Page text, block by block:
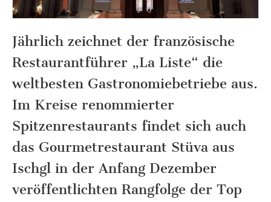
Jährlich zeichnet der französische
Restaurantführer „La Liste“ die
weltbesten Gastronomiebetriebe aus.
Im Kreise renommierter
Spitzenrestaurants findet sich auch
das Gourmetrestaurant Stüva aus
Ischgl in der Anfang Dezember
veröffentlichten Rangfolge der Top